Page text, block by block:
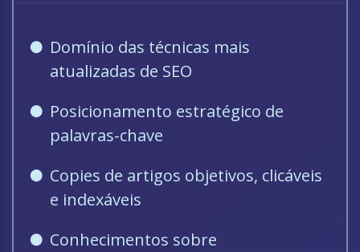
Domínio das técnicas mais
atualizadas de SEO
Posicionamento estratégico de
palavras-chave
Copies de artigos objetivos, clicáveis
e indexáveis
Conhecimentos sobre